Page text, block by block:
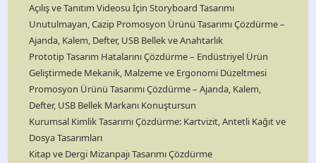
Açılış ve Tanıtım Videosu İçin Storyboard Tasarımı
Unutulmayan, Cazip Promosyon Ürünü Tasarımı Çözdürme –
Ajanda, Kalem, Defter, USB Bellek ve Anahtarlık
Prototip Tasarım Hatalarını Çözdürme – Endüstriyel Ürün
Geliştirmede Mekanik, Malzeme ve Ergonomi Düzeltmesi
Promosyon Ürünü Tasarımı Çözdürme – Ajanda, Kalem,
Defter, USB Bellek Markanı Konuştursun
Kurumsal Kimlik Tasarımı Çözdürme: Kartvizit, Antetli Kağıt ve
Dosya Tasarımları
Kitap ve Dergi Mizanpajı Tasarımı Çözdürme